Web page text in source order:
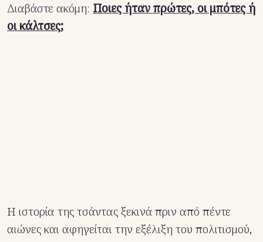
Διαβάστε ακόμη: Ποιες ήταν πρώτες, οι μπότες ή
οι κάλτσες;
Η ιστορία της τσάντας ξεκινά πριν από πέντε
αιώνες και αφηγείται την εξέλιξη του πολιτισμού,